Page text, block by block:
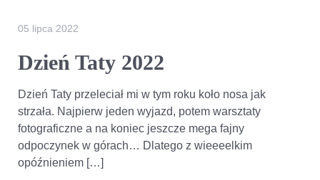
05 lipca 2022
Dzień Taty 2022
Dzień Taty przeleciał mi w tym roku koło nosa jak
strzała. Najpierw jeden wyjazd, potem warsztaty
fotograficzne a na koniec jeszcze mega fajny
odpoczynek w górach… Dlatego z wieeeelkim
opóźnieniem […]